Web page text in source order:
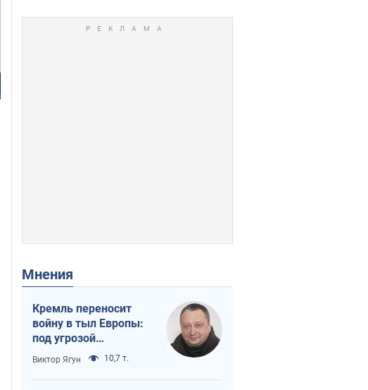
Мнения
Кремль переносит
войну в тыл Европы:
под угрозой
критическая
логистика
Виктор Ягун 10,7 т.